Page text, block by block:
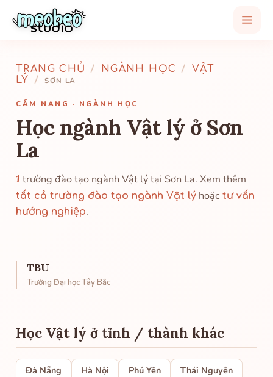
TRANG CHỦ / NGÀNH HỌC /
VẬT
LÝ
/ SƠN LA
CẨM NANG · NGÀNH HỌC
Học ngành Vật lý ở Sơn
La
1 trường đào tạo ngành Vật lý tại Sơn La. Xem thêm
tất cả trường đào tạo ngành Vật lý hoặc tư vấn
hướng nghiệp.
TBU
Trường Đại học Tây Bắc
Học Vật lý ở tỉnh / thành khác
Đà Nẵng Hà Nội Phú Yên
Thái Nguyên